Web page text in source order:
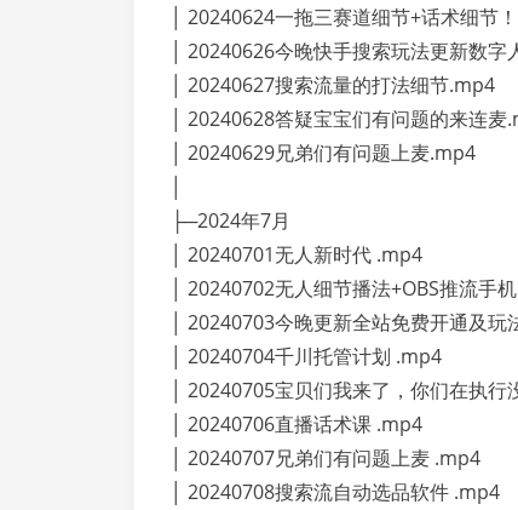
│ 20240624一拖三赛道细节+话术细节
│ 20240626今晚快手搜索玩法更新数
│ 20240627搜索流量的打法细节.mp4
│ 20240628答疑宝宝们有问题的来连麦
│ 20240629兄弟们有问题上麦.mp4
├─2024年7月
│ 20240701无人新时代 .mp4
│ 20240702无人细节播法+OBS推流手
│ 20240703今晚更新全站免费开通及
│ 20240704千川托管计划 .mp4
│ 20240705宝贝们我来了，你们在执行
│ 20240706直播话术课 .mp4
│ 20240707兄弟们有问题上麦 .mp4
│ 20240708搜索流自动选品软件 .mp4